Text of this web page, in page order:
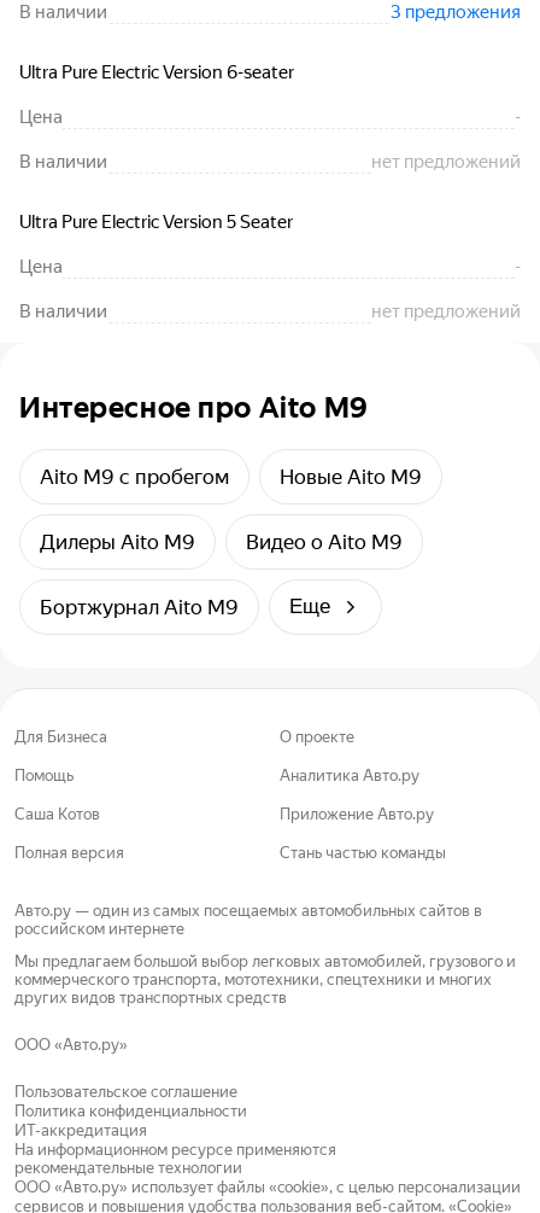
В наличии 3 предложения
Ultra Pure Electric Version 6-seater
Цена -
В наличии нет предложений
Ultra Pure Electric Version 5 Seater
Цена -
В наличии нет предложений
Интересное про Aito M9
Aito M9 с пробегом Новые Aito M9
Дилеры Aito M9 Видео о Aito M9
Бортжурнал Aito M9 Еще
Для Бизнеса О проекте
Помощь Аналитика Авто.ру
Саша Котов Приложение Авто.ру
Полная версия Стань частью команды
Авто.ру — один из самых посещаемых автомобильных сайтов в
российском интернете
Мы предлагаем большой выбор легковых автомобилей, грузового и
коммерческого транспорта, мототехники, спецтехники и многих
других видов транспортных средств
ООО «Авто.ру»
Пользовательское соглашение
Политика конфиденциальности
ИТ-аккредитация
На информационном ресурсе применяются
рекомендательные технологии
ООО «Авто.ру» использует файлы «cookie», с целью персонализации
сервисов и повышения удобства пользования веб-сайтом. «Cookie»